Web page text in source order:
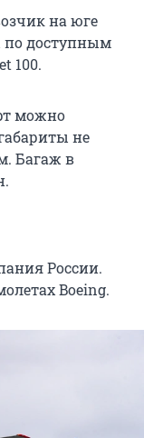
на юге
по доступным
100.
можно
не
Багаж в
России.
Boeing.